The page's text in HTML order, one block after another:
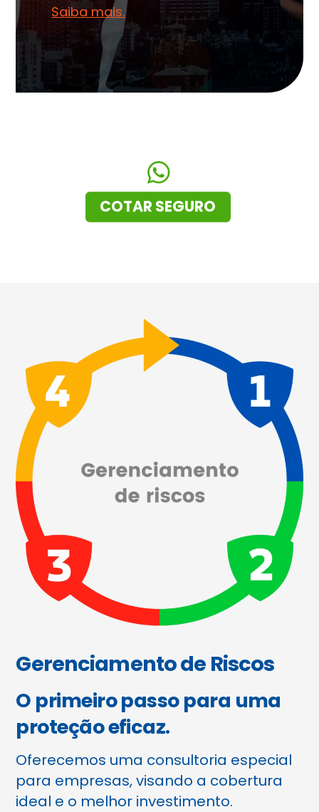
Saiba mais.
COTAR SEGURO
Gerenciamento de Riscos
O primeiro passo para uma
proteção eficaz.
Oferecemos uma consultoria especial
para empresas, visando a cobertura
ideal e o melhor investimento.